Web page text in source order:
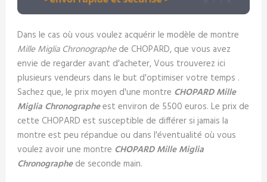
Dans le cas où vous voulez acquérir le modèle de montre
Mille Miglia Chronographede CHOPARD, que vous avez
envie de regarder avant d'acheter, Vous trouverez ici
plusieurs vendeurs dans le but d'optimiser votre temps .
Sachez que, le prix moyen d'une montre CHOPARD Mille
Miglia Chronographeest environ de 5500 euros. Le prix de
cette CHOPARD est susceptible de différer si jamais la
montre est peu répandue ou dans l'éventualité où vous
voulez avoir une montre CHOPARD Mille Miglia
Chronographede seconde main.